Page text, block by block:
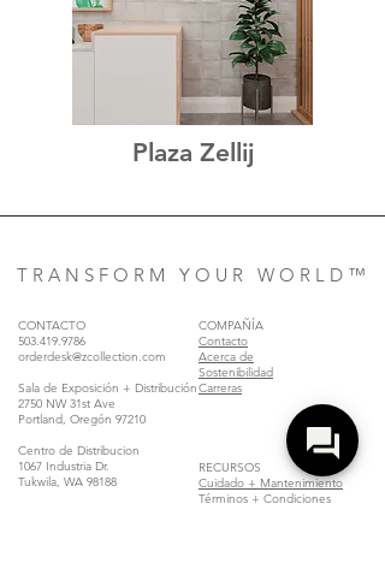
Plaza Zellij
T R A N S F O R M Y O U R W O R L D ™
CONTACTO
503.419.9786
orderdesk@zcollection.com
Sala de Exposición + Distribución
2750 NW 31st Ave
Portland, Oregón 97210
Centro de Distribucion
1067 Industria Dr.
Tukwila, WA 98188
COMPAÑÍA
Contacto
Acerca de
Sostenibilidad
Carreras
RECURSOS
Cuidado + Mantenimiento
Términos + Condiciones